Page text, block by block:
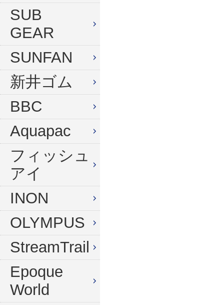
SUB
GEAR
SUNFAN
新井ゴム
BBC
Aquapac
フィッシュ
アイ
INON
OLYMPUS
StreamTrail
Epoque
World